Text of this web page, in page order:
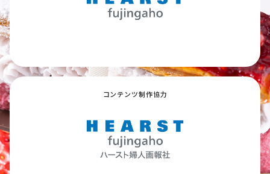
コンテンツ制作協力